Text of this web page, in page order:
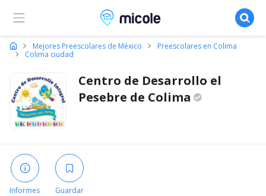
Micole, buscador de colegios
Mejores Preescolares de México
Preescolares en Colima
Colima ciudad
Centro de Desarrollo el
Pesebre de Colima
Informes Guardar